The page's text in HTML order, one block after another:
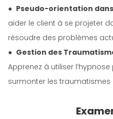
● Pseudo-orientation
aider le client à se projeter
résoudre des problèmes
● Gestion des
Apprenez à utiliser
surmonter les traumatismes